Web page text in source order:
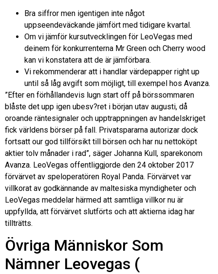
Bra siffror men igentigen inte något
uppseendeväckande jämfört med tidigare kvartal.
Om vi jämför kursutvecklingen för LeoVegas med
deinem för konkurrenterna Mr Green och Cherry wood
kan vi konstatera att de är jämförbara.
Vi rekommenderar att i handlar värdepapper right up
until så låg avgift som möjligt, till exempel hos Avanza.
”Efter en förhållandevis lugn start off på börssommaren
blåste det upp igen ubesv?ret i början utav augusti, då
oroande räntesignaler och upptrappningen av handelskriget
fick världens börser på fall. Privatspararna autorizar dock
fortsatt our god tillförsikt till börsen och har nu nettoköpt
aktier tolv månader i rad”, säger Johanna Kull, sparekonom
Avanza. LeoVegas offentliggjorde den 24 oktober 2017
förvärvet av speloperatören Royal Panda. Förvärvet var
villkorat av godkännande av maltesiska myndigheter och
LeoVegas meddelar härmed att samtliga villkor nu är
uppfyllda, att förvärvet slutförts och att aktierna idag har
tillträtts.
Övriga Människor Som
Nämner Leovegas (